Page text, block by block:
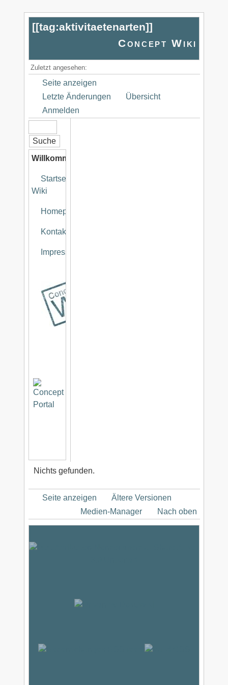
[[tag:aktivitaetenarten]]
Concept Wiki
Zuletzt angesehen:
Seite anzeigen
Letzte Änderungen
Übersicht
Anmelden
Willkommen
Startseite
Wiki
Homepage
Kontakt
Impressum
Nichts gefunden.
Seite anzeigen
Ältere Versionen
Medien-Manager
Nach oben